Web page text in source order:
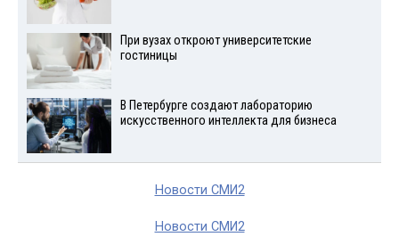
При вузах откроют университетские
гостиницы
В Петербурге создают лабораторию
искусственного интеллекта для бизнеса
Новости СМИ2
Новости СМИ2